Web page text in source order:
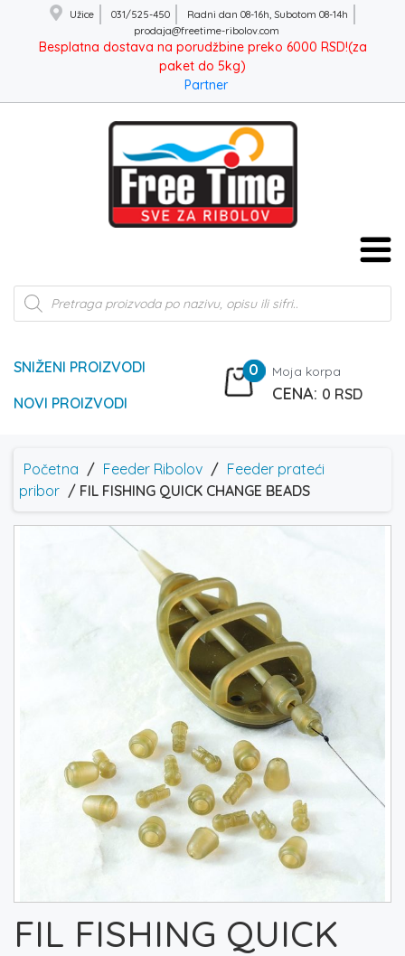
Užice 031/525-450
Radni dan 08-16h, Subotom 08-14h
prodaja@freetime-ribolov.com
Besplatna dostava na porudžbine preko 6000 RSD!(za
paket do 5kg)
Partner
Products
search
SNIŽENI PROIZVODI
NOVI PROIZVODI
0 Moja korpa
0 RSD
Početna / Feeder Ribolov / Feeder prateći
pribor / FIL FISHING QUICK CHANGE BEADS
FIL FISHING QUICK